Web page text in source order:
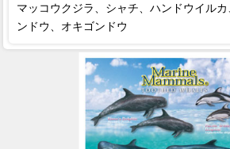
マッコウクジラ、シャチ、ハンドウイル
ンドウ、オキゴンドウ